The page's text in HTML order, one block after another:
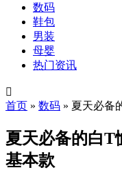
数码
鞋包
男装
母婴
热门资讯

首页 » 数码 » 夏天必备
夏天必备的白T
基本款